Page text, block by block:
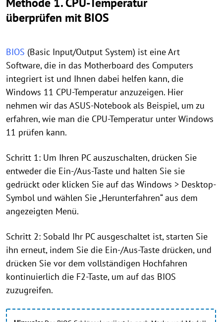
überprüfen mit BIOS
BIOS (Basic Input/Output System) ist eine Art
Software, die in das Motherboard des Computers
integriert ist und Ihnen dabei helfen kann, die
Windows 11 CPU-Temperatur anzuzeigen. Hier
nehmen wir das ASUS-Notebook als Beispiel, um zu
erfahren, wie man die CPU-Temperatur unter Windows
11 prüfen kann.
Schritt 1: Um Ihren PC auszuschalten, drücken Sie
entweder die Ein-/Aus-Taste und halten Sie sie
gedrückt oder klicken Sie auf das Windows > Desktop-
Symbol und wählen Sie „Herunterfahren“ aus dem
angezeigten Menü.
Schritt 2: Sobald Ihr PC ausgeschaltet ist, starten Sie
ihn erneut, indem Sie die Ein-/Aus-Taste drücken, und
drücken Sie vor dem vollständigen Hochfahren
kontinuierlich die F2-Taste, um auf das BIOS
zuzugreifen.